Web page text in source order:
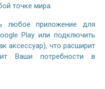
точке мира.
любое приложение для
Play или подключить
аксессуар), что расширит
Ваши потребности в